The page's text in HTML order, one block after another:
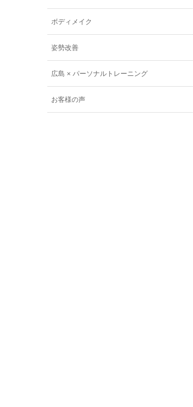
ボディメイク
姿勢改善
広島 × パーソナルトレーニング
お客様の声